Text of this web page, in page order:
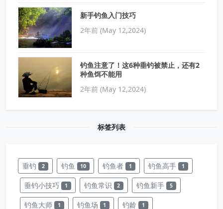
新手钓鱼入门技巧
2年前 (May 12,2024)
钓鱼注意了！这6种垂钓被禁止，还有2
种鱼饵不能用
2年前 (May 12,2024)
标签列表
垂钓 2 钓鱼 10 钓鱼者 1 钓鱼高手 1
垂钓小技巧 1 钓鱼常识 2 钓鱼新手 5
钓鱼大师 1 钓鱼场 1 钓龄 1